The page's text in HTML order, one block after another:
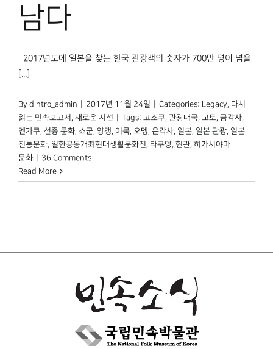
남다
2017년도에 일본을 찾는 한국 관광객의 숫자가 700만 명이 넘을
[...]
By dintro_admin 2017년 11월 24일 Categories: Legacy, 다시
읽는 민속보고서 , 새로운 시선 Tags: 고소쿠, 관광대국, 교토, 금각사,
덴가쿠, 선종 문화, 쇼군, 양갱, 어묵, 오뎅, 은각사, 일본, 일본 관광, 일본
전통문화, 일한공동개최현대생활문화전, 타쿠앙, 현관, 히가시야마
문화
36 Comments
Read More